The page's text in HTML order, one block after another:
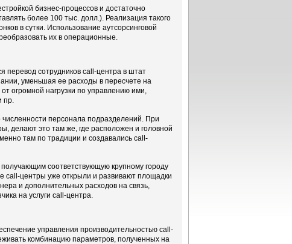
бизнес-процессов и достаточно
более 100 тыс. долл.). Реализация такого
в сутки. Использование аутсорсинговой
их в операционные.
перевод сотрудников call-центра в штат
уменьшая ее расходы в пересчете на
огромной нагрузки по управлению ими,
пр.
персонала подразделений. При
делают это там же, где расположен и головной
там по традиции и создавались call-
получающим соответствующую крупному городу
call-центры уже открыли и развивают площадки
и дополнительных расходов на связь,
на услуги call-центра.
управления производительностью call-
комбинацию параметров, полученных на